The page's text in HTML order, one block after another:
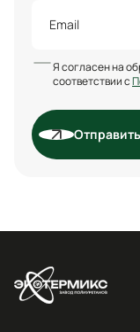
Я согласен на
соответствии с